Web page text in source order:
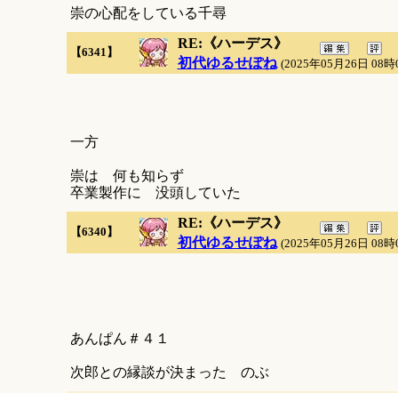
崇の心配をしている千尋
【6341】
RE:《ハーデス》
初代ゆるせぽね (2025年05月26日 08時
一方
崇は 何も知らず
卒業製作に 没頭していた
【6340】
RE:《ハーデス》
初代ゆるせぽね (2025年05月26日 08時
あんぱん＃４１
次郎との縁談が決まった のぶ